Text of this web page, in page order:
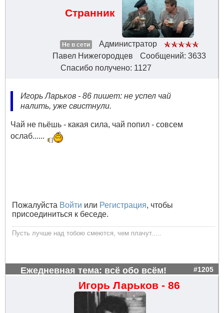
Странник
Не в сети
Администратор
Павел Нижегородцев
Сообщений: 3633
Спасибо получено: 1127
Игорь Ларьков - 86 пишет: не успел чай
налить, уже свистнули.
Чай не пьёшь - какая сила, чай попил - совсем
ослаб......
Пожалуйста Войти или Регистрация, чтобы
присоединиться к беседе.
Пусть лучше над тобою смеются, чем плачут.....
Ежедневная тема: всё обо всём! #1205
Игорь Ларьков - 86